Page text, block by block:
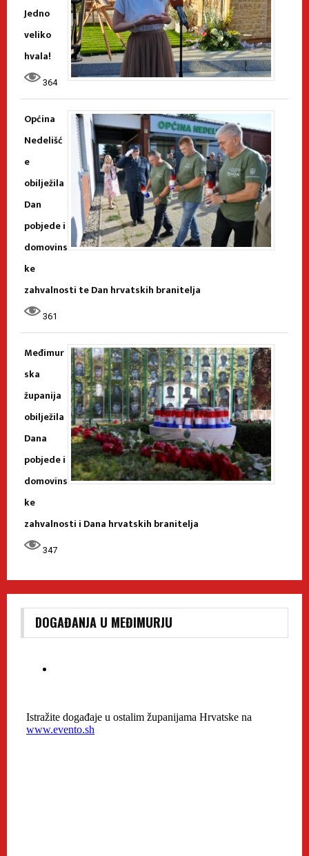
Jedno
veliko
hvala!
364
Općina
Nedelišć
e
obilježila
Dan
pobjede i
domovins
ke
zahvalnosti te Dan hrvatskih branitelja
361
Međimur
ska
županija
obilježila
Dana
pobjede i
domovins
ke
zahvalnosti i Dana hrvatskih branitelja
347
DOGAĐANJA U MEĐIMURJU